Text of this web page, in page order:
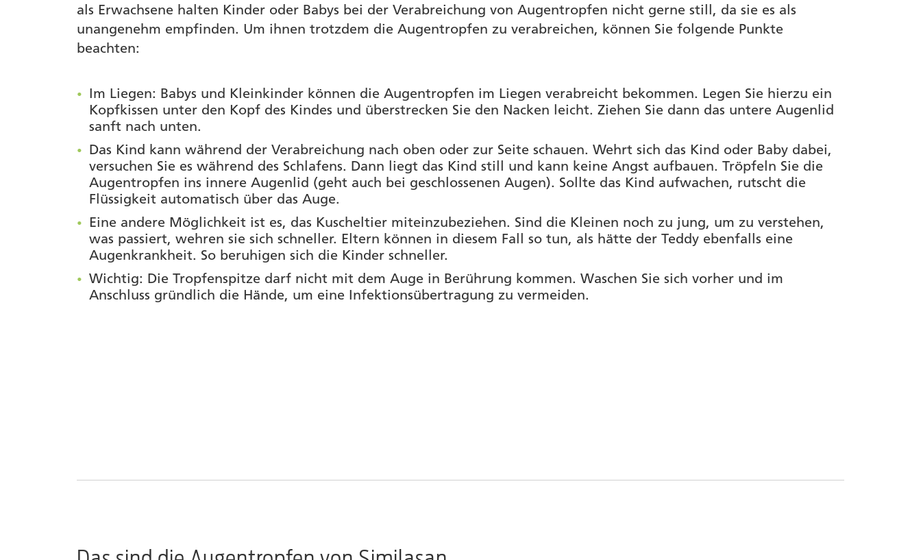
als Erwachsene halten Kinder oder Babys bei der Verabreichung von Augentropfen nicht gerne still, da sie es als
unangenehm empfinden. Um ihnen trotzdem die Augentropfen zu verabreichen, können Sie folgende Punkte
beachten:
Im Liegen: Babys und Kleinkinder können die Augentropfen im Liegen verabreicht bekommen. Legen Sie hierzu ein
Kopfkissen unter den Kopf des Kindes und überstrecken Sie den Nacken leicht. Ziehen Sie dann das untere Augenlid
sanft nach unten.
Das Kind kann während der Verabreichung nach oben oder zur Seite schauen. Wehrt sich das Kind oder Baby dabei,
versuchen Sie es während des Schlafens. Dann liegt das Kind still und kann keine Angst aufbauen. Tröpfeln Sie die
Augentropfen ins innere Augenlid (geht auch bei geschlossenen Augen). Sollte das Kind aufwachen, rutscht die
Flüssigkeit automatisch über das Auge.
Eine andere Möglichkeit ist es, das Kuscheltier miteinzubeziehen. Sind die Kleinen noch zu jung, um zu verstehen,
was passiert, wehren sie sich schneller. Eltern können in diesem Fall so tun, als hätte der Teddy ebenfalls eine
Augenkrankheit. So beruhigen sich die Kinder schneller.
Wichtig: Die Tropfenspitze darf nicht mit dem Auge in Berührung kommen. Waschen Sie sich vorher und im
Anschluss gründlich die Hände, um eine Infektionsübertragung zu vermeiden.